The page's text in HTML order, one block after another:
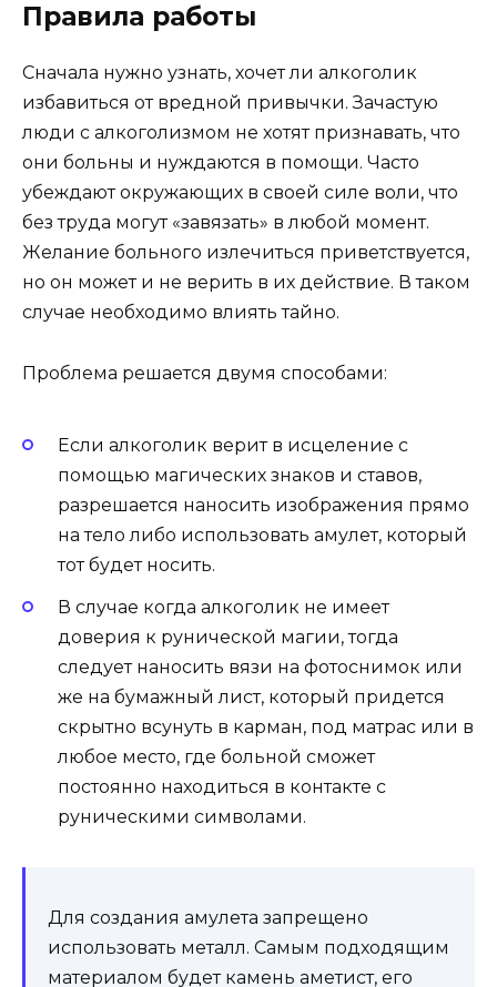
Правила работы
Сначала нужно узнать, хочет ли алкоголик
избавиться от вредной привычки. Зачастую
люди с алкоголизмом не хотят признавать, что
они больны и нуждаются в помощи. Часто
убеждают окружающих в своей силе воли, что
без труда могут «завязать» в любой момент.
Желание больного излечиться приветствуется,
но он может и не верить в их действие. В таком
случае необходимо влиять тайно.
Проблема решается двумя способами:
Если алкоголик верит в исцеление с
помощью магических знаков и ставов,
разрешается наносить изображения прямо
на тело либо использовать амулет, который
тот будет носить.
В случае когда алкоголик не имеет
доверия к рунической магии, тогда
следует наносить вязи на фотоснимок или
же на бумажный лист, который придется
скрытно всунуть в карман, под матрас или в
любое место, где больной сможет
постоянно находиться в контакте с
руническими символами.
Для создания амулета запрещено
использовать металл. Самым подходящим
материалом будет камень аметист, его